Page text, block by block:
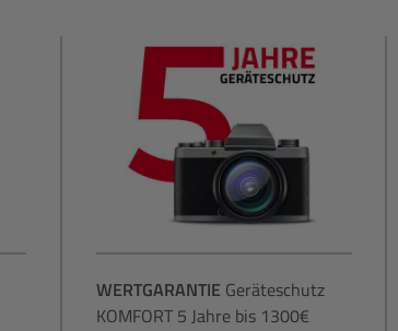
WERTGARANTIE Geräteschutz
KOMFORT 5 Jahre bis 1300€